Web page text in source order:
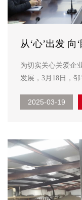
从‘心’出发
为切实关心关爱企
发展，3月18日，
服务。集团人力资
2025-03-19